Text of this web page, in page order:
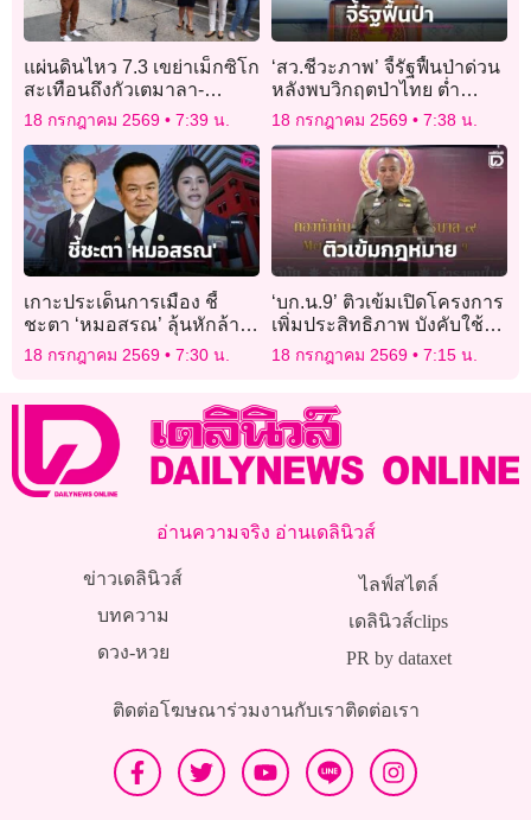
แผ่นดินไหว 7.3 เขย่าเม็กซิโก
สะเทือนถึงกัวเตมาลา-
เอลซัลวาดอร์
18 กรกฎาคม 2569 7:39 น.
‘สว.ชีวะภาพ’ จี้รัฐฟื้นป่าด่วน
หลังพบวิกฤตป่าไทย ต่ำ
เกณฑ์โลก หายวันละ 400 ไร่
18 กรกฎาคม 2569 7:38 น.
เกาะประเด็นการเมือง ชี้
ชะตา ‘หมอสรณ’ ลุ้นหักล้าง
มติสรรหาฯ
18 กรกฎาคม 2569 7:30 น.
‘บก.น.9’ ติวเข้มเปิดโครงการ
เพิ่มประสิทธิภาพ บังคับใช้
กฎหมายพิจารณาความ
อาญา ทลายเครือข่ายยาเสพ
18 กรกฎาคม 2569 7:15 น.
อ่านความจริง อ่านเดลินิวส์
ข่าวเดลินิวส์
บทความ
ดวง-หวย
ไลฟ์สไตล์
เดลินิวส์clips
PR by dataxet
ติดต่อโฆษณาร่วมงานกับเราติดต่อเรา